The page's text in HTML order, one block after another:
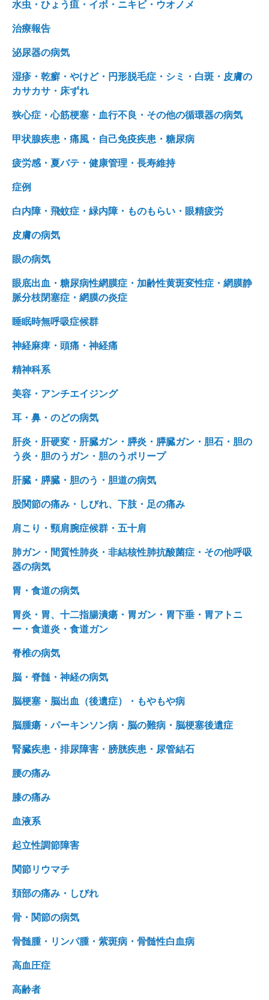
水虫・ひょう疽・イボ・ニキビ・ウオノメ
治療報告
泌尿器の病気
湿疹・乾癬・やけど・円形脱毛症・シミ・白斑・皮膚の
カサカサ・床ずれ
狭心症・心筋梗塞・血行不良・その他の循環器の病気
甲状腺疾患・痛風・自己免疫疾患・糖尿病
疲労感・夏バテ・健康管理・長寿維持
症例
白内障・飛蚊症・緑内障・ものもらい・眼精疲労
皮膚の病気
眼の病気
眼底出血・糖尿病性網膜症・加齢性黄斑変性症・網膜静
脈分枝閉塞症・網膜の炎症
睡眠時無呼吸症候群
神経麻痺・頭痛・神経痛
精神科系
美容・アンチエイジング
耳・鼻・のどの病気
肝炎・肝硬変・肝臓ガン・膵炎・膵臓ガン・胆石・胆の
う炎・胆のうガン・胆のうポリープ
肝臓・膵臓・胆のう・胆道の病気
股関節の痛み・しびれ、下肢・足の痛み
肩こり・頸肩腕症候群・五十肩
肺ガン・間質性肺炎・非結核性肺抗酸菌症・その他呼吸
器の病気
胃・食道の病気
胃炎・胃、十二指腸潰瘍・胃ガン・胃下垂・胃アトニ
ー・食道炎・食道ガン
脊椎の病気
脳・脊髄・神経の病気
脳梗塞・脳出血（後遺症）・もやもや病
脳腫瘍・パーキンソン病・脳の難病・脳梗塞後遺症
腎臓疾患・排尿障害・膀胱疾患・尿管結石
腰の痛み
膝の痛み
血液系
起立性調節障害
関節リウマチ
頚部の痛み・しびれ
骨・関節の病気
骨髄腫・リンパ腫・紫斑病・骨髄性白血病
高血圧症
高齢者